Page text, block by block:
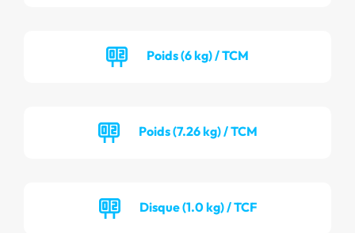
Poids (6 kg) / TCM
Poids (7.26 kg) / TCM
Disque (1.0 kg) / TCF